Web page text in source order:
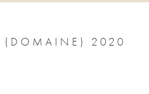
CÔTE-RÔTIE LA BARBARINE GANGLOFF (DOMAINE) 2020